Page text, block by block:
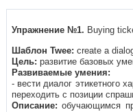
Упражнение№1. Buying
Шаблон Twee: create a
Цель: развитие базовых
Развиваемые умения:
- вести диалог этикетного
переходить с позиции
Описание: обучающимся